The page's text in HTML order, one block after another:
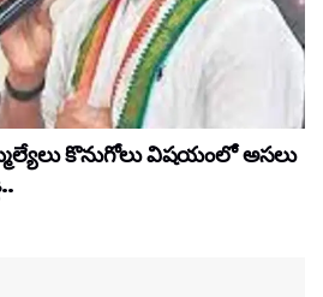
కొనుగోలు విషయంలో అసలు